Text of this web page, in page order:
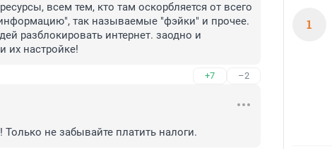
всем тем, кто там оскорбляется от всего
так называемые "фэйки" и прочее.
разблокировать интернет. заодно и
их настройке!
+7 –2
не забывайте платить налоги.
1